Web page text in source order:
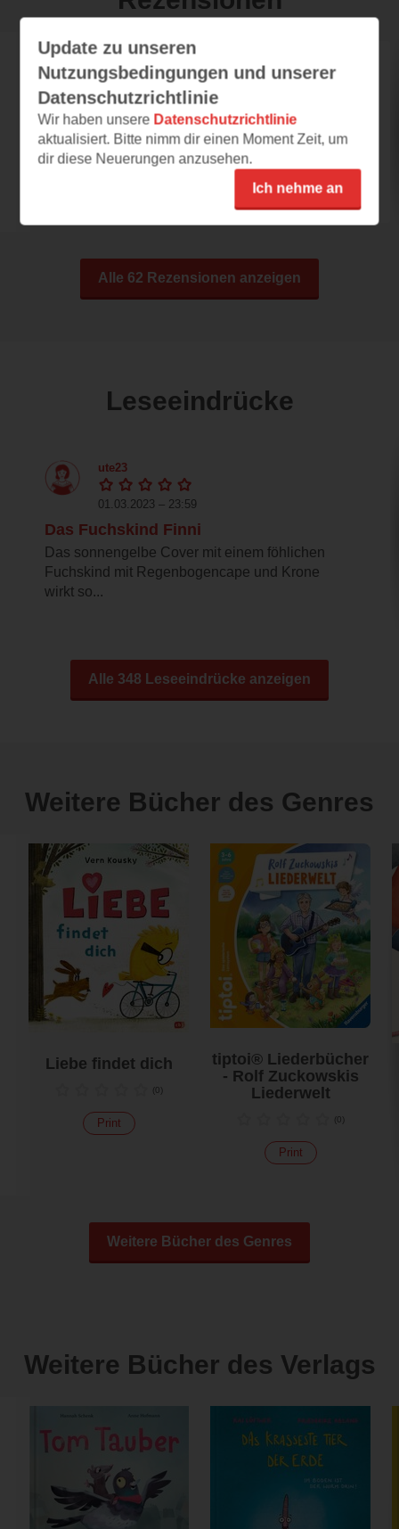
katy1980
24.04.2023 – 17:37
Wertvolles Bilderbuch
"Finni fantastisch" von Jess Rose ist ein
wunderschönes Bilderbuch für Jungen und
Alle 62 Rezensionen anzeigen
Leseeindrücke
ute23
01.03.2023 – 23:59
Das Fuchskind Finni
Das sonnengelbe Cover mit einem föhlichen
Fuchskind mit Regenbogencape und Krone
wirkt so...
Alle 348 Leseeindrücke anzeigen
Weitere Bücher des Genres
Liebe findet dich
(0)
Print
tiptoi® Liederbücher
- Rolf Zuckowskis
Liederwelt
(0)
Print
Weitere Bücher des Genres
Weitere Bücher des Verlags
Update zu unseren
Nutzungsbedingungen und unserer
Datenschutzrichtlinie
Wir haben unsere Datenschutzrichtlinie
aktualisiert. Bitte nimm dir einen Moment Zeit, um
dir diese Neuerungen anzusehen.
Ich nehme an